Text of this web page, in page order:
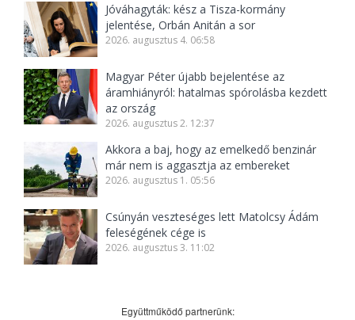
Jóváhagyták: kész a Tisza-kormány
jelentése, Orbán Anitán a sor
2026. augusztus 4. 06:58
Magyar Péter újabb bejelentése az
áramhiányról: hatalmas spórolásba kezdett
az ország
2026. augusztus 2. 12:37
Akkora a baj, hogy az emelkedő benzinár
már nem is aggasztja az embereket
2026. augusztus 1. 05:56
Csúnyán veszteséges lett Matolcsy Ádám
feleségének cége is
2026. augusztus 3. 11:02
Együttműködő partnerünk: